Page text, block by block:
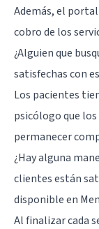
Además, el
cobro de los
¿Alguien que
satisfechas con
Los pacientes
psicólogo que
permanecer
¿Hay alguna
clientes están
disponible en
Al finalizar cada